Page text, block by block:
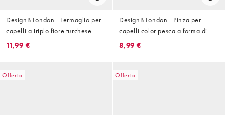
DesignB London - Fermaglio per
capelli a triplo fiore turchese
11,99 €
DesignB London - Pinza per
capelli color pesca a forma di
fiore
8,99 €
Offerta Offerta